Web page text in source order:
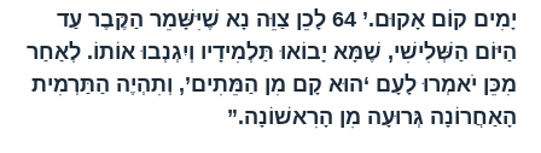
יָמִים קוֹם אָקוּם.’ 64 לָכֵן צַוֵּה נָא שֶׁיִּשָּׁמֵר הַקֶּבֶר עַד
הַיּוֹם הַשְּׁלִישִׁי, שֶׁמָּא יָבוֹאוּ תַּלְמִידָיו וְיִגְנְבוּ אוֹתוֹ. לְאַחַר
מִכֵּן יֹאמְרוּ לָעָם ‘הוּא קָם מִן הַמֵּתִים’, וְתִהְיֶה הַתַּרְמִית
הָאַחֲרוֹנָה גְּרוּעָה מִן הָרִאשׁוֹנָה.”